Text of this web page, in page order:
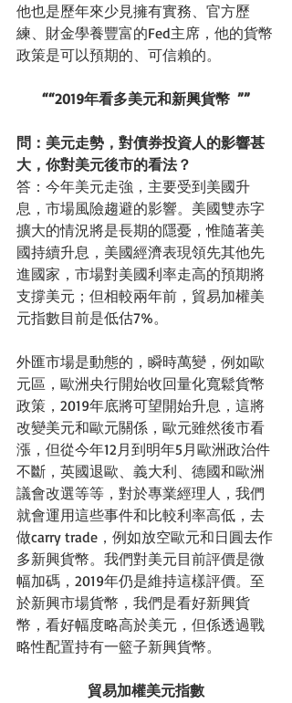
他也是歷年來少見擁有實務、官方歷
練、財金學養豐富的Fed主席，他的貨幣
政策是可以預期的、可信賴的。
““2019年看多美元和新興貨幣  ””
問：美元走勢，對債券投資人的影響甚
大，你對美元後市的看法？
答：今年美元走強，主要受到美國升
息，市場風險趨避的影響。美國雙赤字
擴大的情況將是長期的隱憂，惟隨著美
國持續升息，美國經濟表現領先其他先
進國家，市場對美國利率走高的預期將
支撐美元；但相較兩年前，貿易加權美
元指數目前是低估7%。
外匯市場是動態的，瞬時萬變，例如歐
元區，歐洲央行開始收回量化寬鬆貨幣
政策，2019年底將可望開始升息，這將
改變美元和歐元關係，歐元雖然後市看
漲，但從今年12月到明年5月歐洲政治件
不斷，英國退歐、義大利、德國和歐洲
議會改選等等，對於專業經理人，我們
就會運用這些事件和比較利率高低，去
做carry trade，例如放空歐元和日圓去作
多新興貨幣。我們對美元目前評價是微
幅加碼，2019年仍是維持這樣評價。至
於新興市場貨幣，我們是看好新興貨
幣，看好幅度略高於美元，但係透過戰
略性配置持有一籃子新興貨幣。
貿易加權美元指數